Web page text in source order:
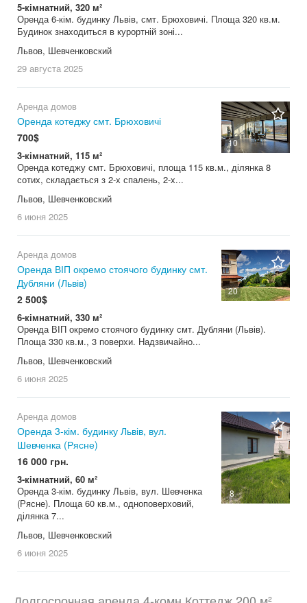
5-кімнатний, 320 м²
Оренда 6-кім. будинку Львів, смт. Брюховичі. Площа 320 кв.м.
Будинок знаходиться в курортній зоні...
Львов, Шевченковский
29 августа 2025
10
Аренда домов
Оренда котеджу смт. Брюховичі
700$
3-кімнатний, 115 м²
Оренда котеджу смт. Брюховичі, площа 115 кв.м., ділянка 8
сотих, складається з 2-х спалень, 2-х...
Львов, Шевченковский
6 июня 2025
20
Аренда домов
Оренда ВІП окремо стоячого будинку смт.
Дубляни (Львів)
2 500$
6-кімнатний, 330 м²
Оренда ВІП окремо стоячого будинку смт. Дубляни (Львів).
Площа 330 кв.м., 3 поверхи. Надзвичайно...
Львов, Шевченковский
6 июня 2025
8
Аренда домов
Оренда 3-кім. будинку Львів, вул.
Шевченка (Рясне)
16 000 грн.
3-кімнатний, 60 м²
Оренда 3-кім. будинку Львів, вул. Шевченка
(Рясне). Площа 60 кв.м., одноповерховий,
ділянка 7...
Львов, Шевченковский
6 июня 2025